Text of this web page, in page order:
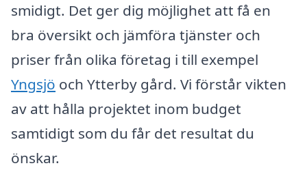
smidigt. Det ger dig möjlighet att få en
bra översikt och jämföra tjänster och
priser från olika företag i till exempel
Yngsjö och Ytterby gård. Vi förstår vikten
av att hålla projektet inom budget
samtidigt som du får det resultat du
önskar.